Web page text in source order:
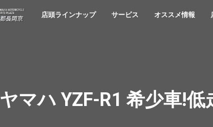
YSP京都長岡京
店頭ラインナップ サービス オススメ情報
ヤマハ YZF-R1 希少車!